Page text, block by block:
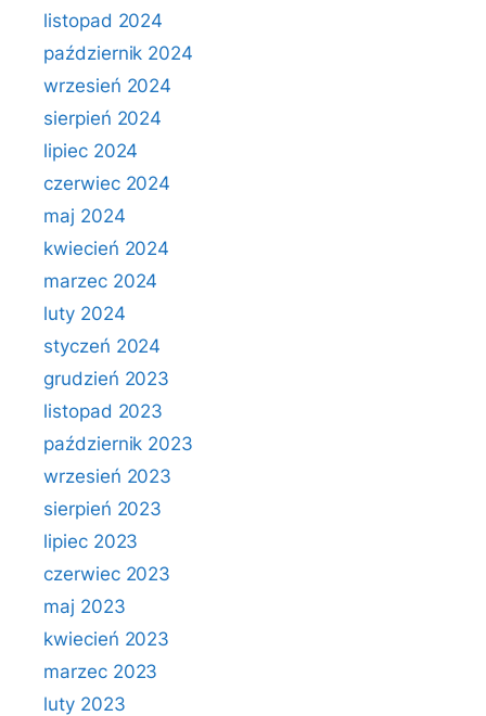
listopad 2024
październik 2024
wrzesień 2024
sierpień 2024
lipiec 2024
czerwiec 2024
maj 2024
kwiecień 2024
marzec 2024
luty 2024
styczeń 2024
grudzień 2023
listopad 2023
październik 2023
wrzesień 2023
sierpień 2023
lipiec 2023
czerwiec 2023
maj 2023
kwiecień 2023
marzec 2023
luty 2023